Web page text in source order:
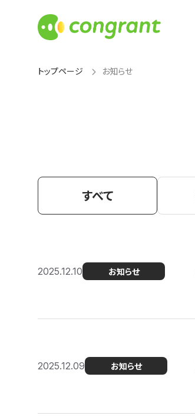
トップページ お知らせ
すべて
2025.12.10 お知らせ
2025.12.09 お知らせ